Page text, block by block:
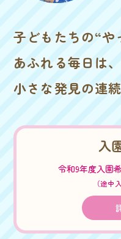
子どもたちの“や
あふれる毎日は、
小さな発見の連続
入
令和9年度入園
（途中